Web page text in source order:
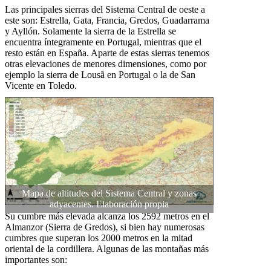
Las principales sierras del Sistema Central de oeste a
este son: Estrella, Gata, Francia, Gredos, Guadarrama
y Ayllón. Solamente la sierra de la Estrella se
encuentra íntegramente en Portugal, mientras que el
resto están en España. Aparte de estas sierras tenemos
otras elevaciones de menores dimensiones, como por
ejemplo la sierra de Lousã en Portugal o la de San
Vicente en Toledo.
Mapa de altitudes del Sistema Central y zonas
adyacentes. Elaboración propia
Su cumbre más elevada alcanza los 2592 metros en el
Almanzor (Sierra de Gredos), si bien hay numerosas
cumbres que superan los 2000 metros en la mitad
oriental de la cordillera. Algunas de las montañas más
importantes son: